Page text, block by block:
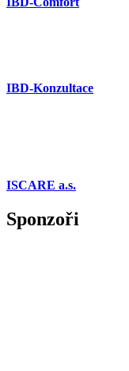
IBD-Konzultace
ISCARE a.s.
Sponzoři